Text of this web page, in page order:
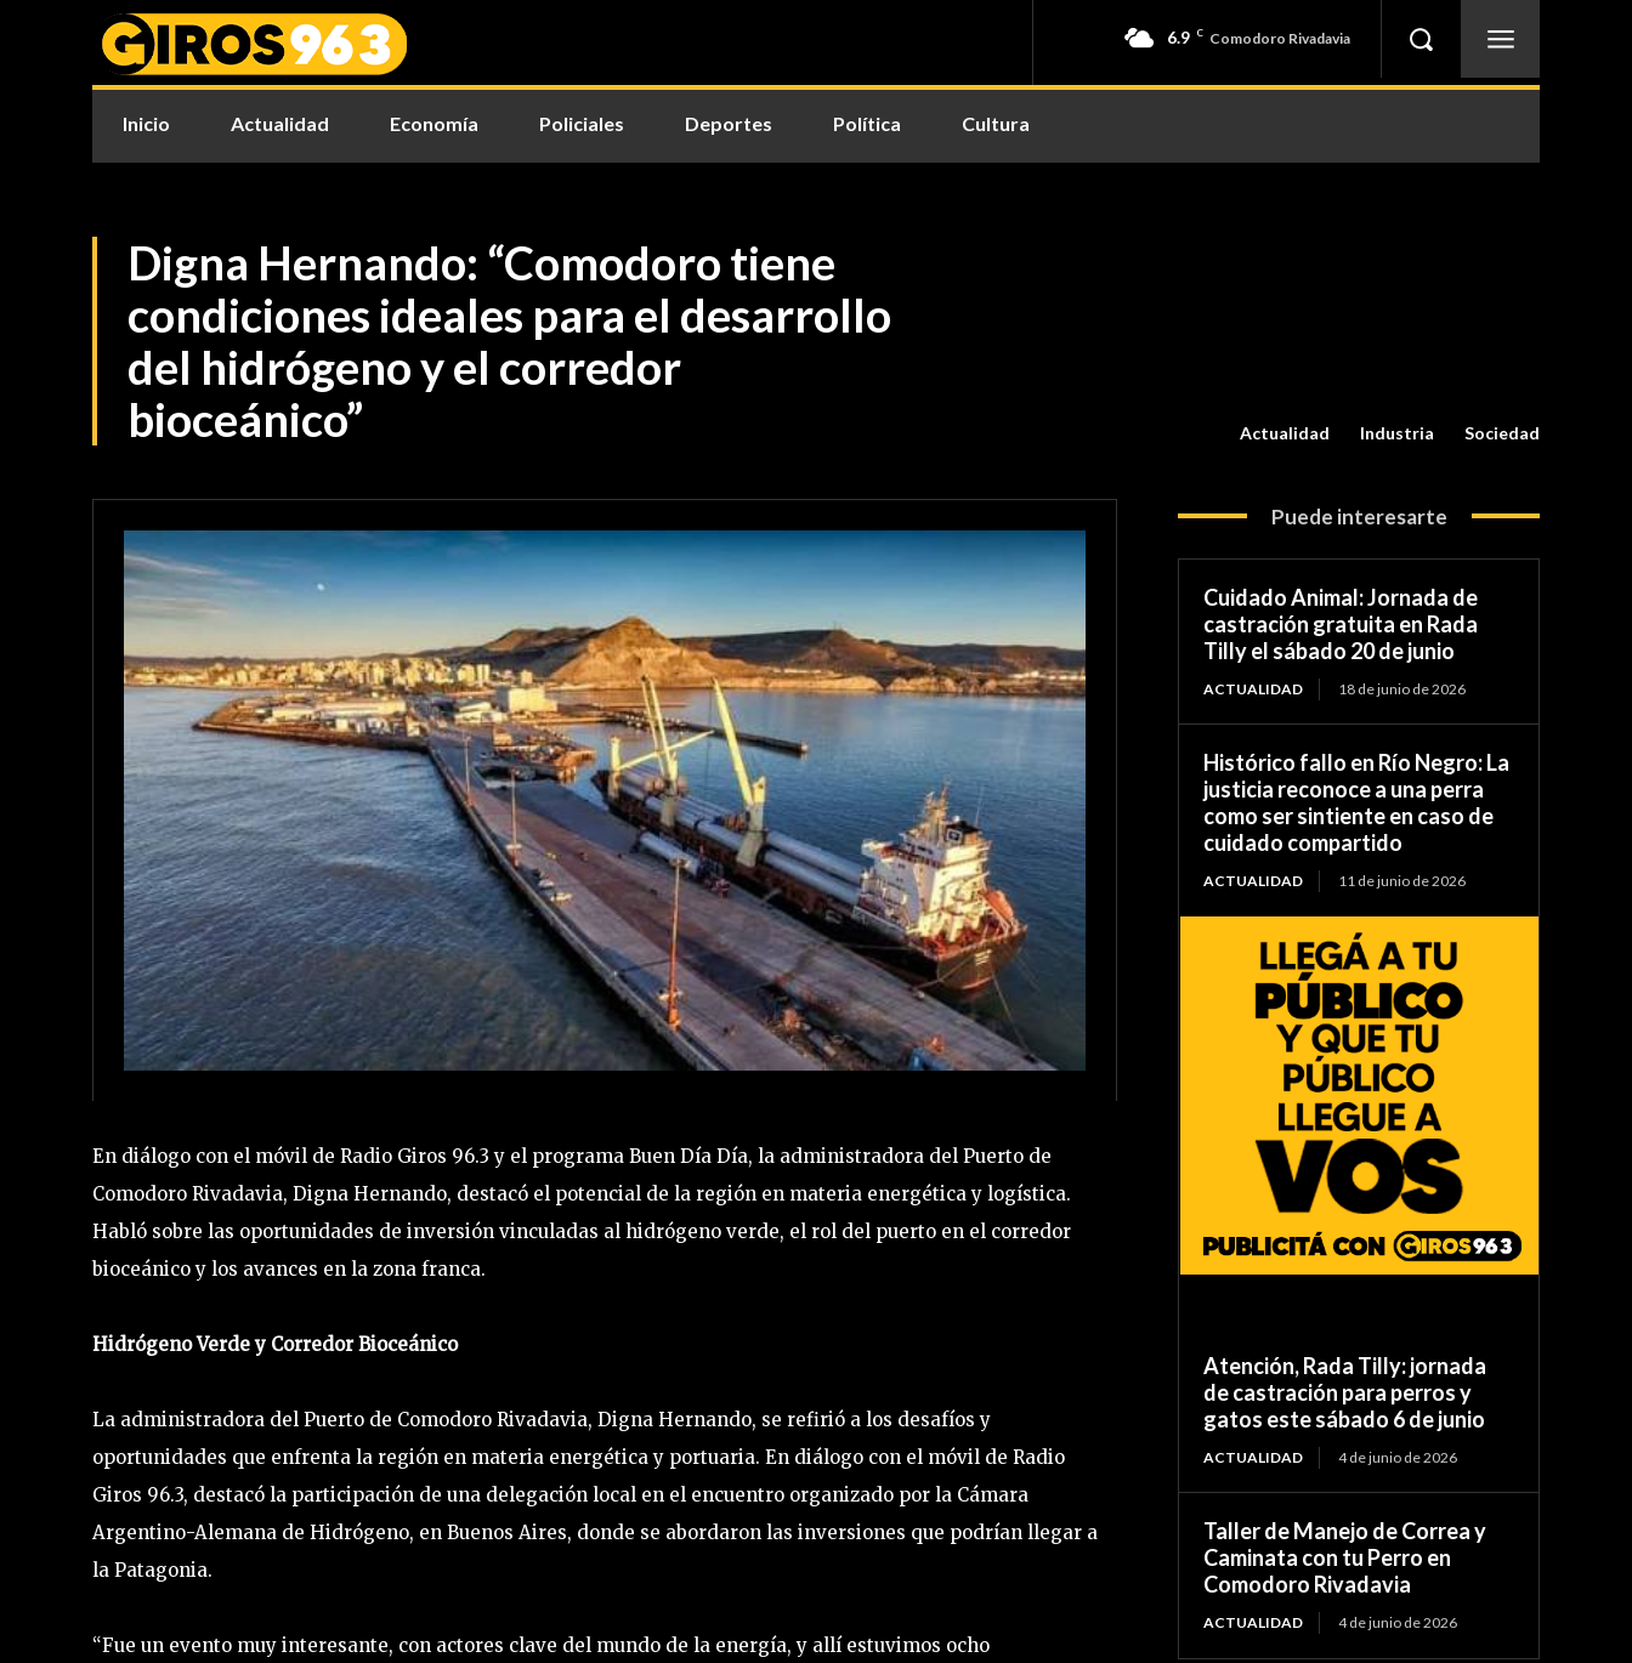
6.9 C Comodoro Rivadavia
Inicio Actualidad Economía Policiales Deportes Política Cultura
Digna Hernando: “Comodoro tiene
condiciones ideales para el desarrollo
del hidrógeno y el corredor
bioceánico”
Actualidad Industria Sociedad
En diálogo con el móvil de Radio Giros 96.3 y el programa Buen Día Día, la administradora del Puerto de
Comodoro Rivadavia, Digna Hernando, destacó el potencial de la región en materia energética y logística.
Habló sobre las oportunidades de inversión vinculadas al hidrógeno verde, el rol del puerto en el corredor
bioceánico y los avances en la zona franca.
Hidrógeno Verde y Corredor Bioceánico
La administradora del Puerto de Comodoro Rivadavia, Digna Hernando, se refirió a los desafíos y
oportunidades que enfrenta la región en materia energética y portuaria. En diálogo con el móvil de Radio
Giros 96.3, destacó la participación de una delegación local en el encuentro organizado por la Cámara
Argentino-Alemana de Hidrógeno, en Buenos Aires, donde se abordaron las inversiones que podrían llegar a
la Patagonia.
“Fue un evento muy interesante, con actores clave del mundo de la energía, y allí estuvimos ocho
Puede interesarte
Cuidado Animal: Jornada de
castración gratuita en Rada
Tilly el sábado 20 de junio
ACTUALIDAD 18 de junio de 2026
Histórico fallo en Río Negro: La
justicia reconoce a una perra
como ser sintiente en caso de
cuidado compartido
ACTUALIDAD 11 de junio de 2026
Atención, Rada Tilly: jornada
de castración para perros y
gatos este sábado 6 de junio
ACTUALIDAD 4 de junio de 2026
Taller de Manejo de Correa y
Caminata con tu Perro en
Comodoro Rivadavia
ACTUALIDAD 4 de junio de 2026